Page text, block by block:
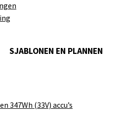
SJABLONEN EN PLANNEN
347Wh (33V) accu’s